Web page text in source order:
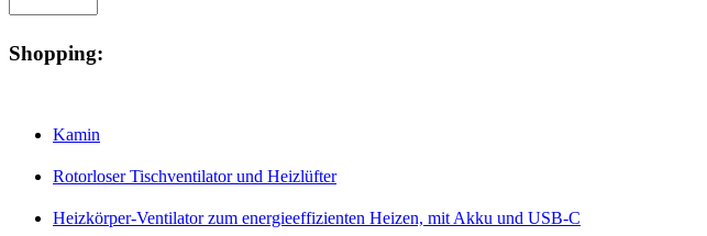
Shopping:
Kamin
Rotorloser Tischventilator und Heizlüfter
Heizkörper-Ventilator zum energieeffizienten Heizen, mit Akku und USB-C